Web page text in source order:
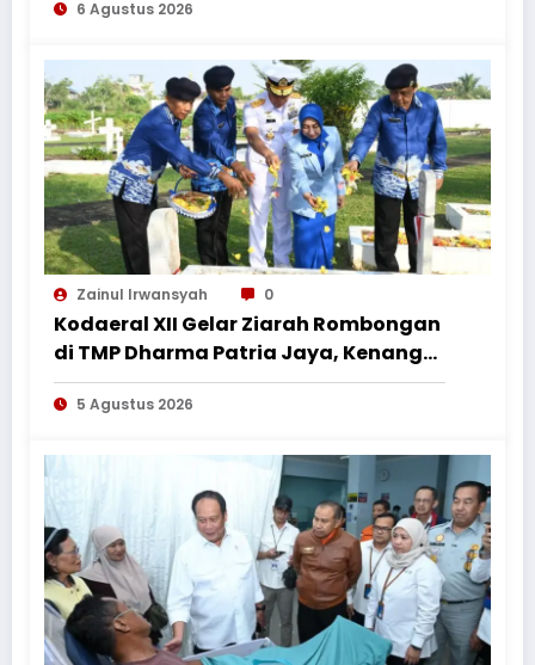
6 Agustus 2026
Zainul Irwansyah 0
Kodaeral XII Gelar Ziarah Rombongan
di TMP Dharma Patria Jaya, Kenang
Jasa Pahlawan dalam Peringatan
HUT ke-1
5 Agustus 2026